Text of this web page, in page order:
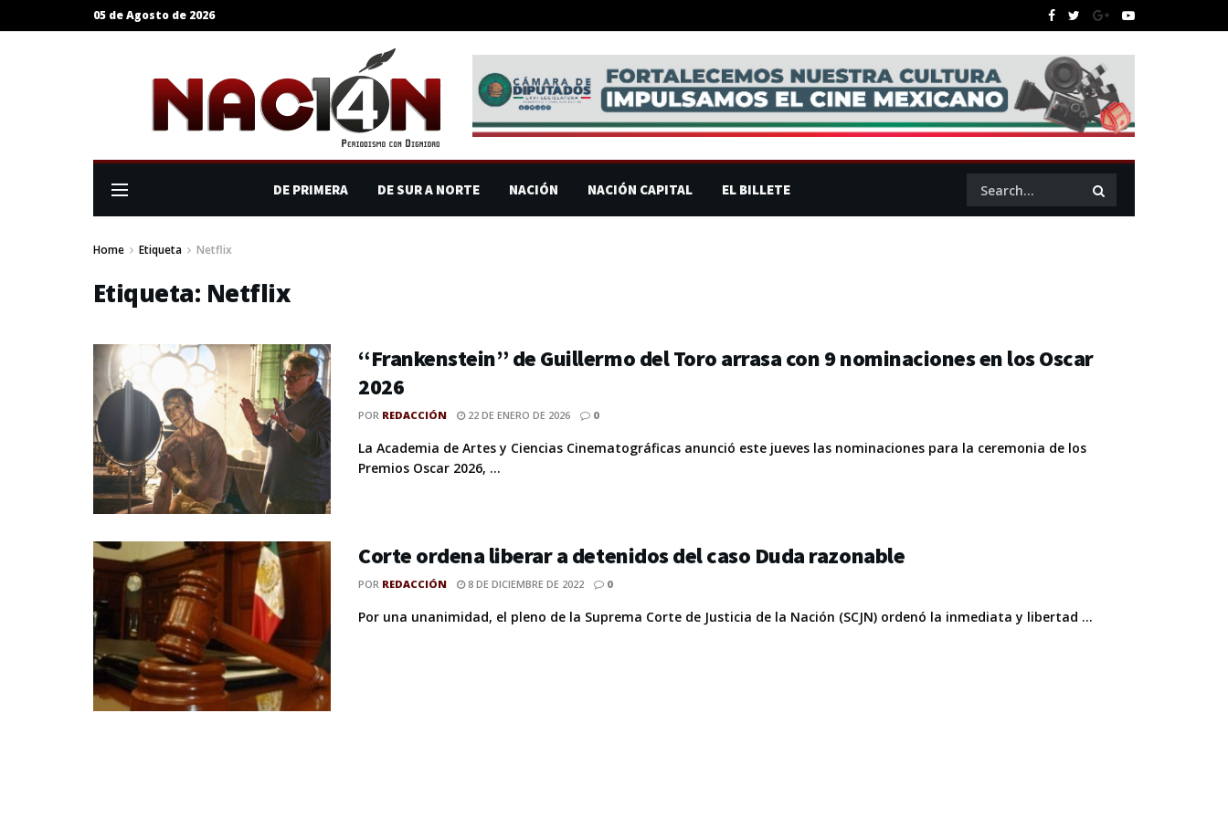
05 de Agosto de 2026
DE PRIMERA DE SUR A NORTE NACIÓN NACIÓN CAPITAL EL BILLETE
Home Etiqueta Netflix
Etiqueta: Netflix
“Frankenstein” de Guillermo del Toro arrasa con 9 nominaciones en los Oscar
2026
POR REDACCIÓN 22 DE ENERO DE 2026 0
La Academia de Artes y Ciencias Cinematográficas anunció este jueves las nominaciones para la ceremonia de los
Premios Oscar 2026, ...
Corte ordena liberar a detenidos del caso Duda razonable
POR REDACCIÓN 8 DE DICIEMBRE DE 2022 0
Por una unanimidad, el pleno de la Suprema Corte de Justicia de la Nación (SCJN) ordenó la inmediata y libertad ...